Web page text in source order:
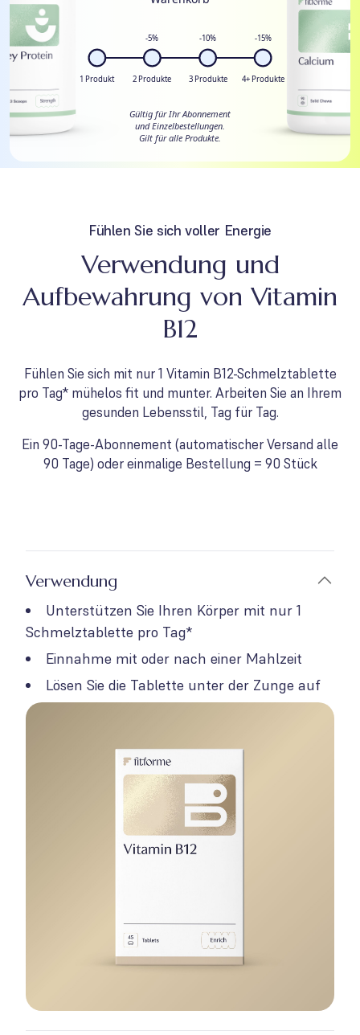
1 Produkt
-5%
2 Produkte
-10%
3 Produkte
-15%
4+ Produkte
Gültig für Ihr Abonnement
und Einzelbestellungen.
Gilt für alle Produkte.
Fühlen Sie sich voller Energie
Verwendung und
Aufbewahrung von Vitamin
B12
Fühlen Sie sich mit nur 1 Vitamin B12-Schmelztablette
pro Tag* mühelos fit und munter. Arbeiten Sie an Ihrem
gesunden Lebensstil, Tag für Tag.
Ein 90-Tage-Abonnement (automatischer Versand alle
90 Tage) oder einmalige Bestellung = 90 Stück
Verwendung
Unterstützen Sie Ihren Körper mit nur 1
Schmelztablette pro Tag*
Einnahme mit oder nach einer Mahlzeit
Lösen Sie die Tablette unter der Zunge auf